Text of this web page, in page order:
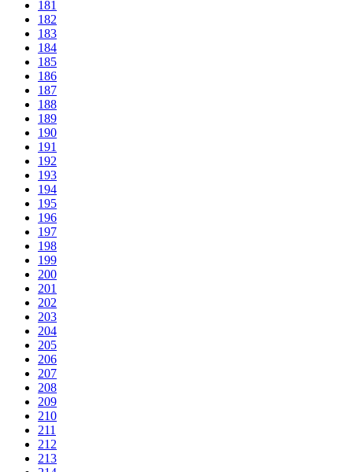
181
182
183
184
185
186
187
188
189
190
191
192
193
194
195
196
197
198
199
200
201
202
203
204
205
206
207
208
209
210
211
212
213